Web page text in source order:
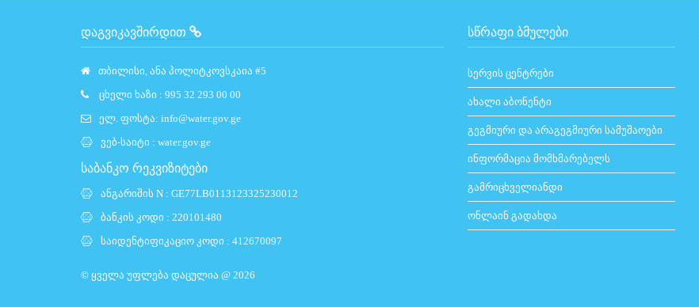
ᲓᲐᲒᲕᲘᲙᲐᲕᲨᲘᲠᲓᲘᲗ
თბილისი, ანა პოლიტკოვსკაია #5
ცხელი ხაზი : 995 32 293 00 00
ელ. ფოსტა: info@water.gov.ge
ვებ-საიტი : water.gov.ge
საბანკო რეკვიზიტები
ანგარიშის N : GE77LB0113123325230012
ბანკის კოდი : 220101480
საიდენტიფიკაციო კოდი : 412670097
© ყველა უფლება დაცულია @ 2026
ᲡᲬᲠᲐᲤᲘ ᲑᲛᲣᲚᲔᲑᲘ
სერვის ცენტრები
ახალი აბონენტი
გეგმიური და არაგეგმიური სამუშაოები
ინფორმაცია მომხმარებელს
გამრიცხველიანდი
ონლაინ გადახდა